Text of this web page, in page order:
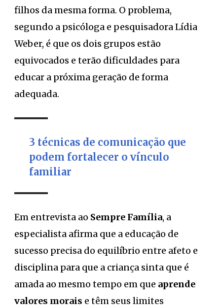
filhos da mesma forma. O problema,
segundo a psicóloga e pesquisadora Lídia
Weber, é que os dois grupos estão
equivocados e terão dificuldades para
educar a próxima geração de forma
adequada.
3 técnicas de comunicação que
podem fortalecer o vínculo
familiar
Em entrevista ao Sempre Família, a
especialista afirma que a educação de
sucesso precisa do equilíbrio entre afeto e
disciplina para que a criança sinta que é
amada ao mesmo tempo em que aprende
valores morais e têm seus limites